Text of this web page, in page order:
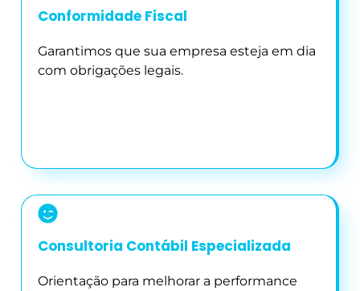
Conformidade Fiscal
Garantimos que sua empresa esteja em dia
com obrigações legais.
Consultoria Contábil Especializada
Orientação para melhorar a performance